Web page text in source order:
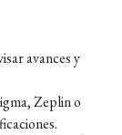
avances y
Zeplin o